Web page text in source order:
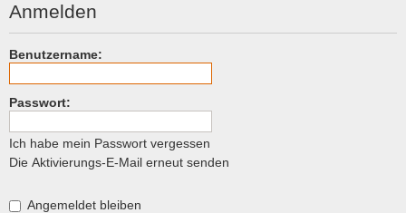
Anmelden
Benutzername:
Passwort:
Ich habe mein Passwort vergessen
Die Aktivierungs-E-Mail erneut senden
Angemeldet bleiben